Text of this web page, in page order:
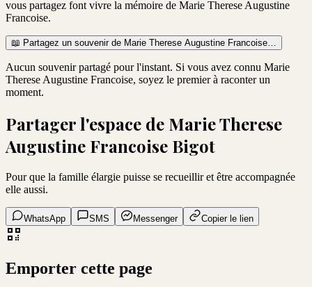
vous partagez font vivre la mémoire de Marie Therese Augustine
Francoise.
📖 Partagez un souvenir de Marie Therese Augustine Francoise…
Aucun souvenir partagé pour l'instant. Si vous avez connu Marie
Therese Augustine Francoise, soyez le premier à raconter un
moment.
Partager l'espace de Marie Therese
Augustine Francoise Bigot
Pour que la famille élargie puisse se recueillir et être accompagnée
elle aussi.
WhatsApp SMS Messenger Copier le lien
Emporter cette page